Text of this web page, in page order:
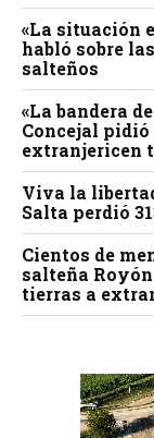
«La situación
habló sobre
salteños
«La bandera
Concejal pidió
extranjericen
Viva la
Salta perdió
Cientos de
salteña
tierras a